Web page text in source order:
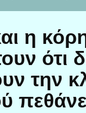
η
ότι
την